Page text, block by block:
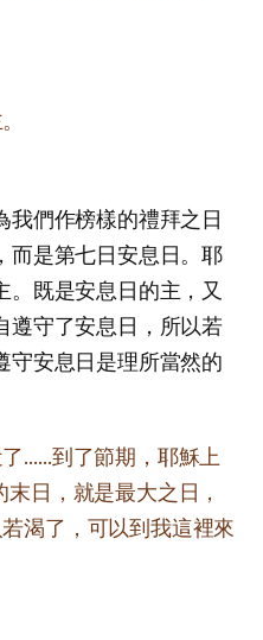
我們作榜樣的禮拜之日
而是第七日安息日。耶
。既是安息日的主，又
遵守了安息日，所以若
守安息日是理所當然的
……到了節期，耶穌上
日，就是最大之日，
渴了，可以到我這裡來